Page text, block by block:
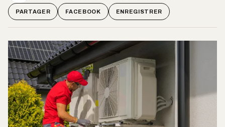
PARTAGER FACEBOOK ENREGISTRER